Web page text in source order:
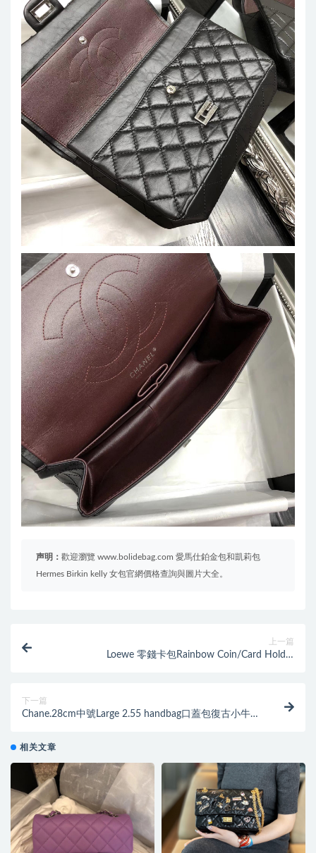
声明： 歡迎瀏覽 www.bolidebag.com 愛馬仕鉑金包和凱莉包
Hermes Birkin kelly 女包官網價格查詢與圖片大全。
上一篇
Loewe 零錢卡包Rainbow Coin/Card Holder
下一篇
Chane.28cm中號Large 2.55 handbag口蓋包復古小牛皮
相关文章